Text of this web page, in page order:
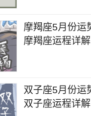
，天秤座会有更多
及学术活动，从而
们也可能会遇到一些
摩羯座5月份运
摩羯座运程详解
双子座5月份运
双子座运程详解